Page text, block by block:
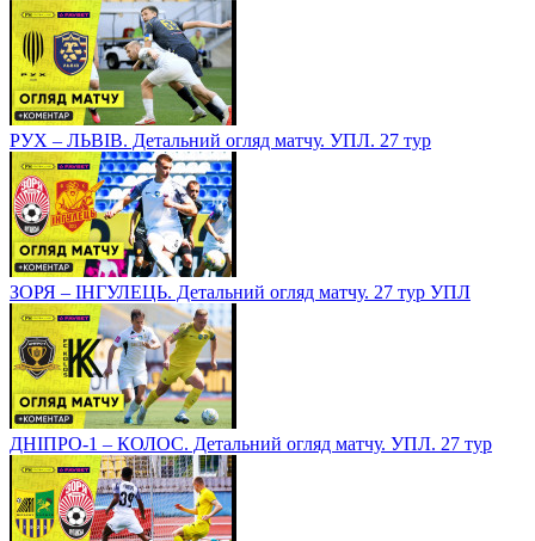
РУХ – ЛЬВІВ. Детальний огляд матчу. УПЛ. 27 тур
ЗОРЯ – ІНГУЛЕЦЬ. Детальний огляд матчу. 27 тур УПЛ
ДНІПРО-1 – КОЛОС. Детальний огляд матчу. УПЛ. 27 тур